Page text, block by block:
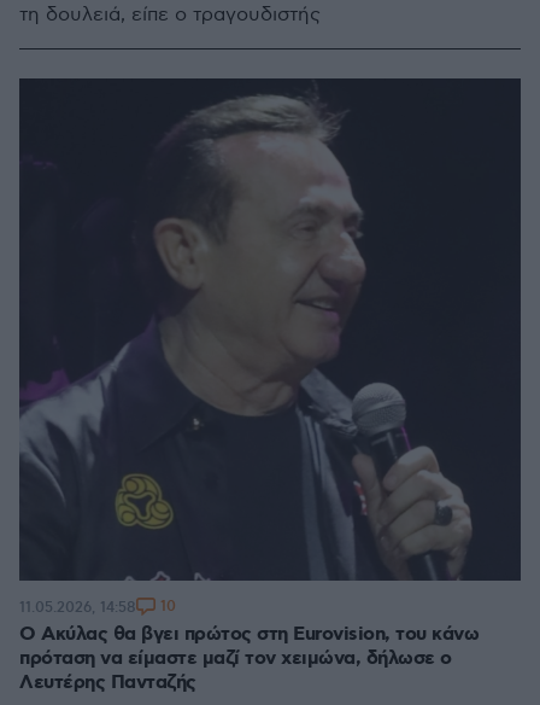
τη δουλειά, είπε ο τραγουδιστής
Ο Ακύλας θα βγει πρώτος στη Eurovision, του κάνω
πρόταση να είμαστε μαζί τον χειμώνα, δήλωσε ο
Λευτέρης Πανταζής
11.05.2026, 14:58 10